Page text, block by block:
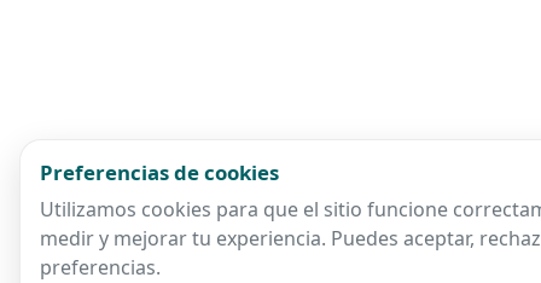
Preferencias de cookies
Utilizamos cookies para que el sitio funcione
medir y mejorar tu experiencia. Puedes aceptar,
preferencias.